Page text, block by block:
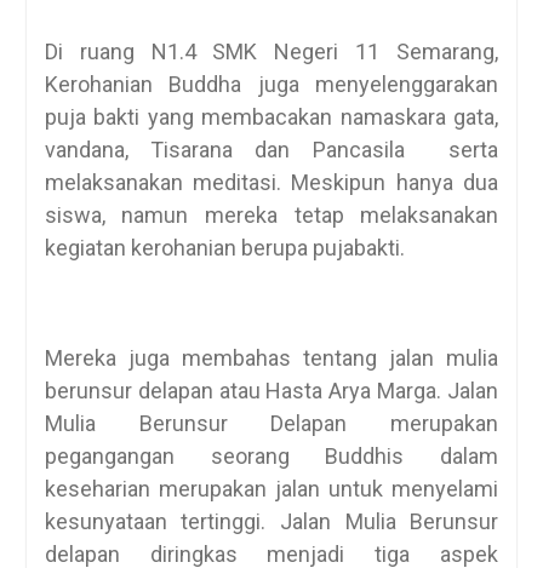
Di ruang N1.4 SMK Negeri 11 Semarang,
Kerohanian Buddha juga menyelenggarakan
puja bakti yang membacakan namaskara gata,
vandana, Tisarana dan Pancasila serta
melaksanakan meditasi. Meskipun hanya dua
siswa, namun mereka tetap melaksanakan
kegiatan kerohanian berupa pujabakti.
Mereka juga membahas tentang jalan mulia
berunsur delapan atau Hasta Arya Marga. Jalan
Mulia Berunsur Delapan merupakan
pegangangan seorang Buddhis dalam
keseharian merupakan jalan untuk menyelami
kesunyataan tertinggi. Jalan Mulia Berunsur
delapan diringkas menjadi tiga aspek